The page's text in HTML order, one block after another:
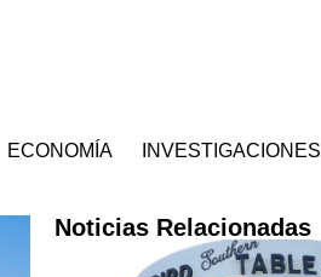
ECONOMÍA INVESTIGACIONES
Noticias Relacionadas